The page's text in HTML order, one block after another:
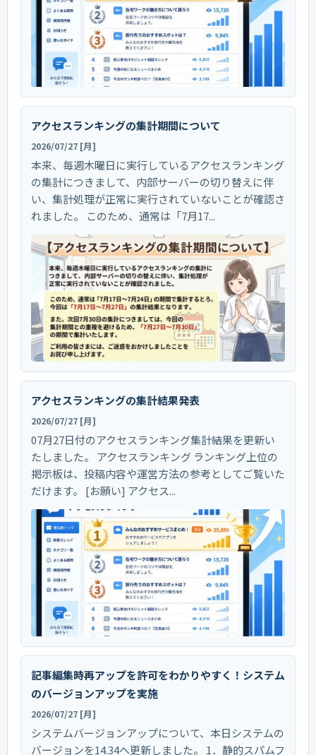
アクセスランキングの集計期間について
2026/07/27 [月]
本来、毎週木曜日に実行しているアクセスランキング
の集計につきまして、内部サーバーの切り替えに伴
い、集計処理が正常に実行されていないことが確認さ
れました。 このため、通常は「7月17...
アクセスランキングの集計結果発表
2026/07/27 [月]
07月27日付のアクセスランキング集計結果を更新い
たしました。 アクセスランキング ランキング上位の
掲示板は、投稿内容や運営方法の参考としてご覧いた
だけます。 [お願い] アクセス...
記事編集時再アップを許可をわかりやすく！システム
のバージョンアップを実施
2026/07/27 [月]
システムバージョンアップについて、本日システムの
バージョンを14.34へ更新しました。 1．静的スパムフ